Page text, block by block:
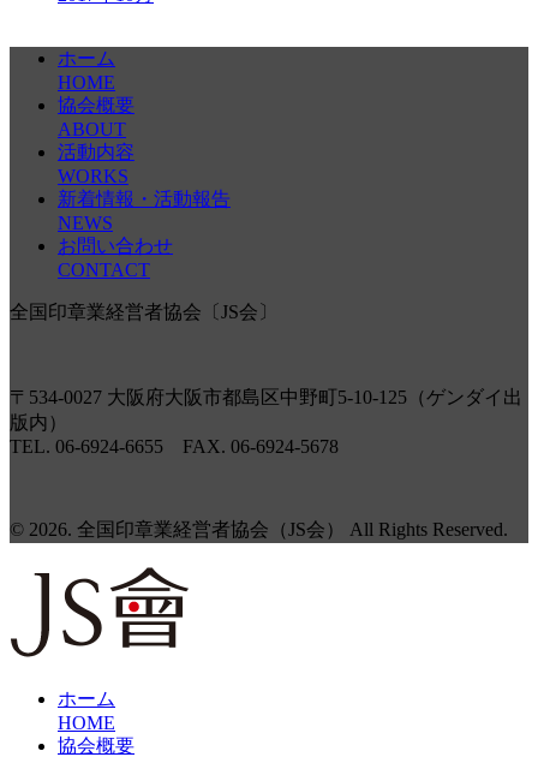
ホーム
HOME
協会概要
ABOUT
活動内容
WORKS
新着情報・活動報告
NEWS
お問い合わせ
CONTACT
全国印章業経営者協会〔JS会〕
〒534-0027 大阪府大阪市都島区中野町5-10-125（ゲンダイ出
版内）
TEL. 06-6924-6655 FAX. 06-6924-5678
© 2026. 全国印章業経営者協会（JS会） All Rights Reserved.
ホーム
HOME
協会概要